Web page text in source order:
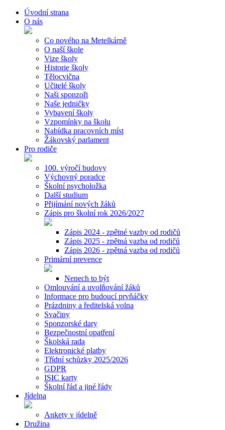
Úvodní strana
O nás
Co nového na Metelkárně
O naší škole
Vize školy
Historie školy
Tělocvična
Učitelé školy
Naši sponzoři
Naše jedničky
Vybavení školy
Vzpomínky na školu
Nabídka pracovních míst
Žákovský parlament
Pro rodiče
100. výročí budovy
Výchovný poradce
Školní psycholožka
Další studium
Přijímání nových žáků
Zápis pro školní rok 2026/2027
Zápis 2024 - zpětné vazby od rodičů
Zápis 2025 - zpětná vazba od rodičů
Zápis 2026 - zpětná vazba od rodičů
Primární prevence
Nenech to být
Omlouvání a uvolňování žáků
Informace pro budoucí prvňáčky
Prázdniny a ředitelská volna
Svačiny
Sponzorské dary
Bezpečnostní opatření
Školská rada
Elektronické platby
Třídní schůzky 2025/2026
GDPR
ISIC karty
Školní řád a jiné řády
Jídelna
Ankety v jídelně
Družina